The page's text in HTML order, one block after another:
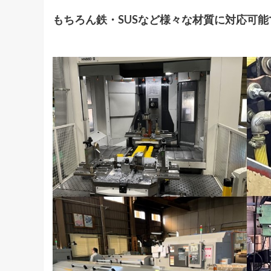
もちろん鉄・SUSなど様々な材質に対応可